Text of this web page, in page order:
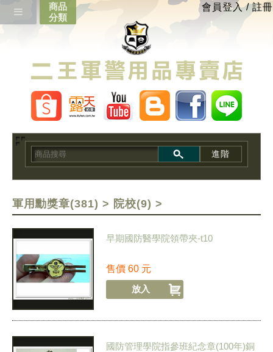
會員登入/註冊
進階
軍用勳獎章(381) > 院校(9) >
早期國防醫學院領帶夾-t10
售價60 元
國防管理學院指參班紀念章(100年)銅